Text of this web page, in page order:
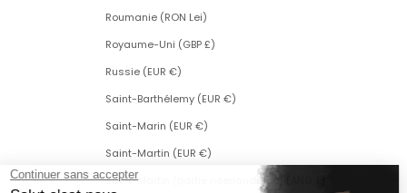
Roumanie (RON Lei)
Royaume-Uni (GBP £)
Russie (EUR €)
Saint-Barthélemy (EUR €)
Saint-Marin (EUR €)
Saint-Martin (EUR €)
Saint-Martin (partie néerlandaise) (ANG ƒ)